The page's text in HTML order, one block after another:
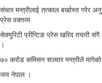
संचार मन्त्रीलाई तत्काल बर्खास्त गरेर
प्रेस वक्तव्य
सेक्युरिटी प्रीन्टिङ प्रेस खरिद तयारी
।
७० करोड कमिसन सञ्चार मन्त्रीले
जय नेपाल ।